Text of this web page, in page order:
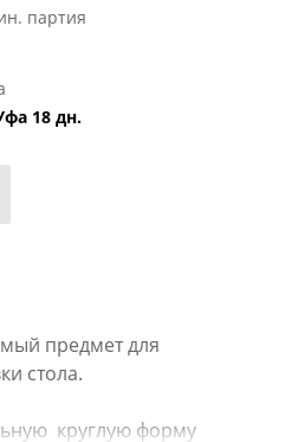
партия
18 дн.
предмет для
стола.
круглую форму